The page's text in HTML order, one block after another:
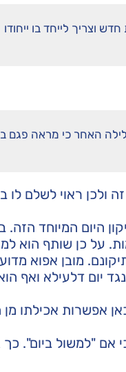
וצריך לייחד בו ייחודו
לילה האחר כי מראה פגם
ולכן ראוי לשלם לו
היום המיוחד הזה.
על כן שותף הוא
מובן אפוא
יום דלעילא ואף
אפשרות אכילתו
"למשול ביום". כך